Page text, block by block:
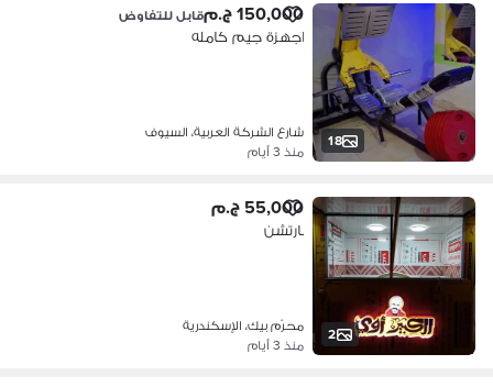
18
150,000 ج.م قابل للتفاوض
اجهزة جيم كامله
شارع الشركة العربية، السيوف
منذ 3 أيام
2
55,000 ج.م
بارتشن
محرّم بيك، الإسكندرية
منذ 3 أيام